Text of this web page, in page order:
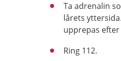
Ta adrenalin
lårets
upprepas
Ring 112.